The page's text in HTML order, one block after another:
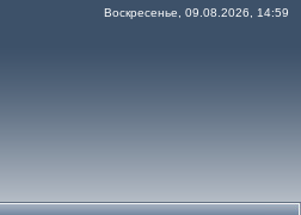
Воскресенье, 09.08.2026, 14:59